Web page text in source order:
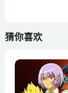
猜你喜欢